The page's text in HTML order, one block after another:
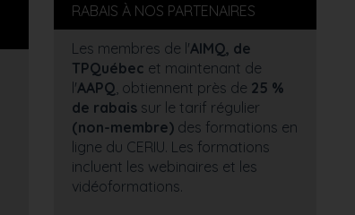
RABAIS À NOS PARTENAIRES
Les membres de l'AIMQ, de
TPQuébec et maintenant de
l'AAPQ , obtiennent près de 25 %
de rabaissur le tarif régulier
(non-membre) des formations en
ligne du CERIU. Les formations
incluent les webinaires et les
vidéoformations.